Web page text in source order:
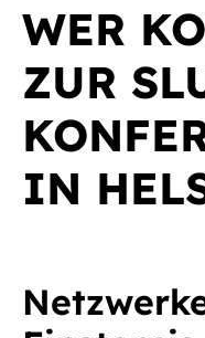
WER
ZUR
IN